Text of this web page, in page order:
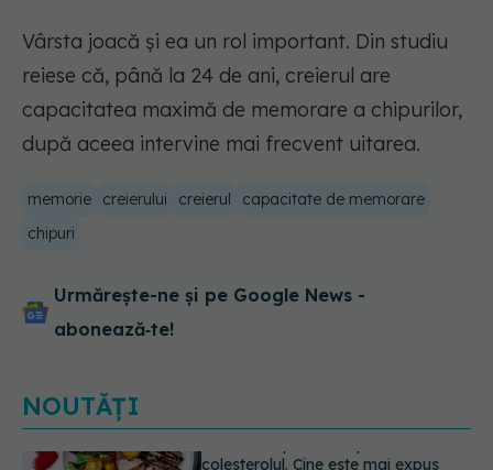
Vârsta joacă și ea un rol important. Din studiu
reiese că, până la 24 de ani, creierul are
capacitatea maximă de memorare a chipurilor,
după aceea intervine mai frecvent uitarea.
memorie creierului creierul
capacitate de memorare
chipuri
Urmărește-ne și pe Google News -
abonează‑te!
NOUTĂȚI